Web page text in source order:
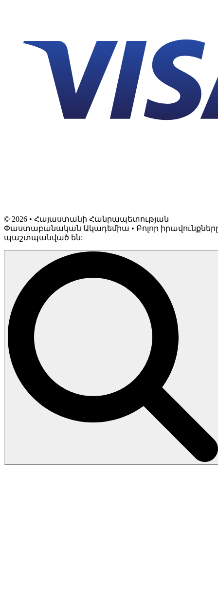
© 2026 • Հայաստանի Հանրապետության
Փաստաբանական Ակադեմիա • Բոլոր
պաշտպանված են: